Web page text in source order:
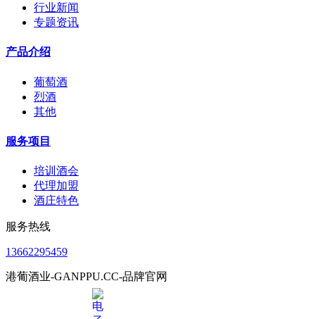
行业新闻
专题资讯
产品介绍
葡萄酒
烈酒
其他
服务项目
培训酒会
代理加盟
酒庄特色
服务热线
13662295459
港葡酒业-GANPPU.CC-品牌官网